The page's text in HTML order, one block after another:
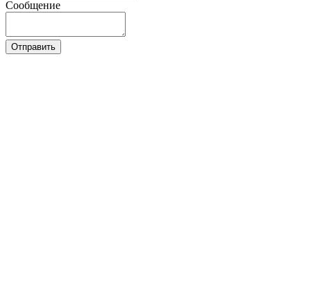
Сообщение
Отправить